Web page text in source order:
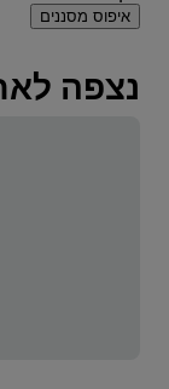
איפוס מסננים
נצפה